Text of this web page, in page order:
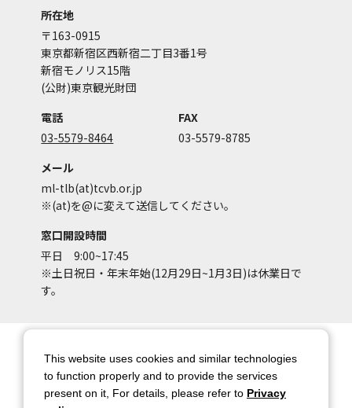
所在地
〒163-0915
東京都新宿区西新宿二丁目3番1号
新宿モノリス15階
(公財)東京観光財団
電話
03-5579-8464
FAX
03-5579-8785
メール
ml-tlb(at)tcvb.or.jp
※(at)を@に変えて送信してください。
窓口開設時間
平日 9:00~17:45
※土日祝日・年末年始(12月29日~1月3日)は休業日で
す。
アカウントポリシー
個人情報保護方針
著作権について
お問い合わせ
This website uses cookies and similar technologies
to function properly and to provide the services
present on it, For details, please refer to Privacy